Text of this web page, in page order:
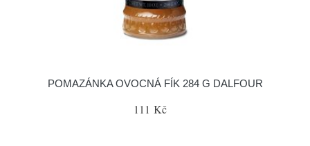
POMAZÁNKA OVOCNÁ FÍK 284 G DALFOUR
111 Kč